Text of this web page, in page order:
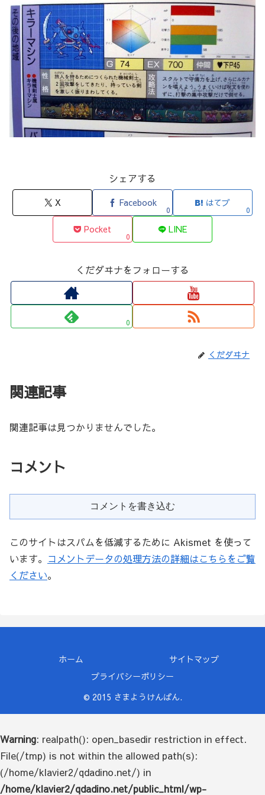
シェアする
X Facebook
0
はてブ
0
Pocket
0
LINE
くだダヰナをフォローする
0
くだダヰナ
関連記事
関連記事は見つかりませんでした。
コメント
コメントを書き込む
このサイトはスパムを低減するために Akismet を使って
います。 コメントデータの処理方法の詳細はこちらをご覧
ください。
ホーム
サイトマップ
プライバシーポリシー
© 2015 さまようけんばん.
Warning: realpath(): open_basedir restriction in effect.
File(/tmp) is not within the allowed path(s):
(/home/klavier2/qdadino.net/) in
/home/klavier2/qdadino.net/public_html/wp-